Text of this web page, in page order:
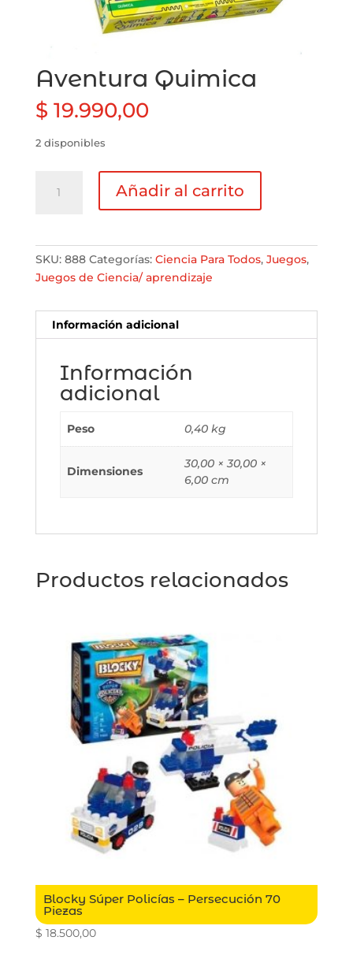
Aventura Quimica
$ 19.990,00
2 disponibles
Quimica
Añadir al carrito
SKU: 888 Categorías: Ciencia Para Todos, Juegos,
Juegos de Ciencia/ aprendizaje
Información adicional
Información
adicional
Peso 0,40 kg
Dimensiones
30,00 × 30,00 ×
6,00 cm
Productos relacionados
Blocky Súper Policías – Persecución 70
Piezas
$ 18.500,00